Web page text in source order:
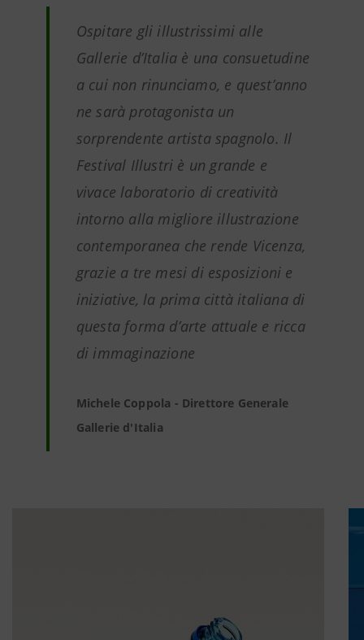
Ospitare gli illustrissimi alle
Gallerie d’Italia è una consuetudine
a cui non rinunciamo, e quest’anno
ne sarà protagonista un
sorprendente artista spagnolo. Il
Festival Illustri è un grande e
vivace laboratorio di creatività
intorno alla migliore illustrazione
contemporanea che rende Vicenza,
grazie a tre mesi di esposizioni e
iniziative, la prima città italiana di
questa forma d’arte attuale e ricca
di immaginazione
Michele Coppola - Direttore Generale
Gallerie d'Italia